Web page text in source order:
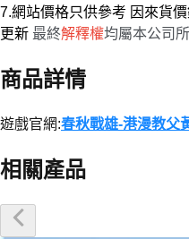
7.網站價格只供參考 因來貨
更新 最終解釋權均屬本公司
商品詳情
遊戲官網:春秋戰雄-港漫教父
相關產品